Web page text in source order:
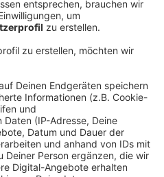
jeweils unter 20.000
ausgewählten Projekte
Senden. Die Auswahl der
Lokale Aktionsgruppe
Münster hat die Förderung
fließen rund
in Sendener Projekte.